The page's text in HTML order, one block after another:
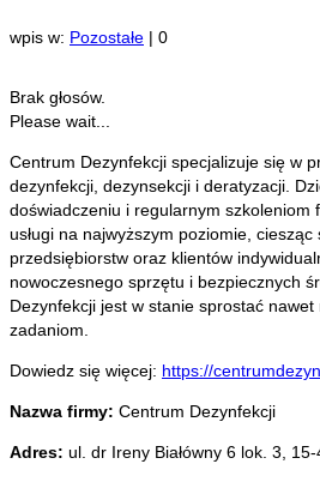
wpis w: Pozostałe | 0
Brak głosów.
Please wait...
Centrum Dezynfekcji specjalizuje się w
dezynfekcji, dezynsekcji i deratyzacji.
doświadczeniu i regularnym szkoleniom
usługi na najwyższym poziomie, ciesząc
przedsiębiorstw oraz klientów
nowoczesnego sprzętu i bezpiecznych
Dezynfekcji jest w stanie sprostać
zadaniom.
Dowiedz się więcej: https://
Nazwa firmy: Centrum Dezynfekcji
Adres: ul. dr Ireny Białówny 6 lok. 3 15-